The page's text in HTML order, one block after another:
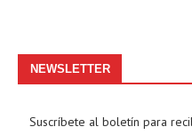
NEWSLETTER
Suscríbete al boletín para